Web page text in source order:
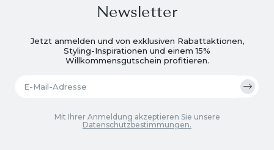
Newsletter
Jetzt anmelden und von exklusiven Rabattaktionen,
Styling-Inspirationen und einem 15%
Willkommensgutschein profitieren.
Mit Ihrer Anmeldung akzeptieren Sie unsere
Datenschutzbestimmungen.